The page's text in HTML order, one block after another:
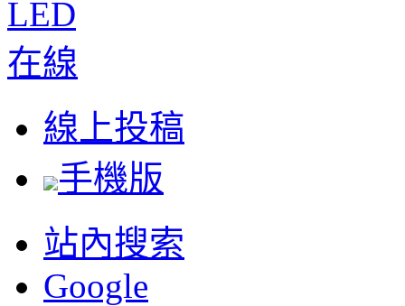
線上投稿
手機版
站內搜索
Google